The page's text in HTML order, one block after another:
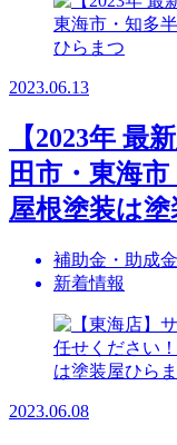
2023.06.13
【2023年 最
田市・東海
屋根塗装は
補助金・助成金
新着情報
2023.06.08